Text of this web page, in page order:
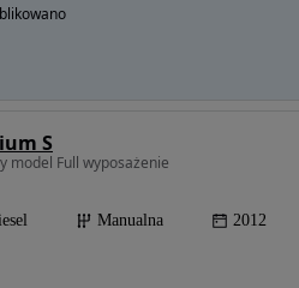
S
model Full wyposażenie
Manualna 2012